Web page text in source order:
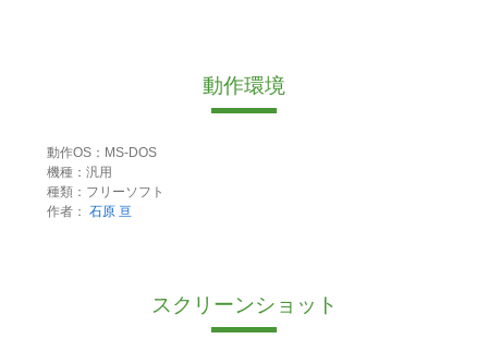
動作環境
動作OS：MS-DOS
機種：汎用
種類：フリーソフト
作者： 石原 亘
スクリーンショット